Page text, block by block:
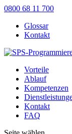
0800 68 11 700
Glossar
Kontakt
Vorteile
Ablauf
Kompetenzen
Kontakt
FAQ